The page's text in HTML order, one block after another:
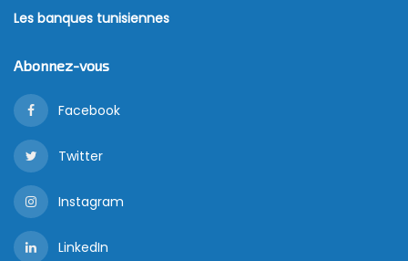
Les banques tunisiennes
Abonnez-vous
Facebook
Twitter
Instagram
LinkedIn